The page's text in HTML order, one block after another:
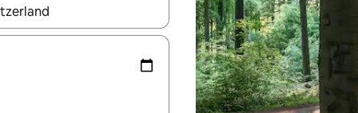
dispozícii, môžete si ich prechádzať pomocou klávesov so